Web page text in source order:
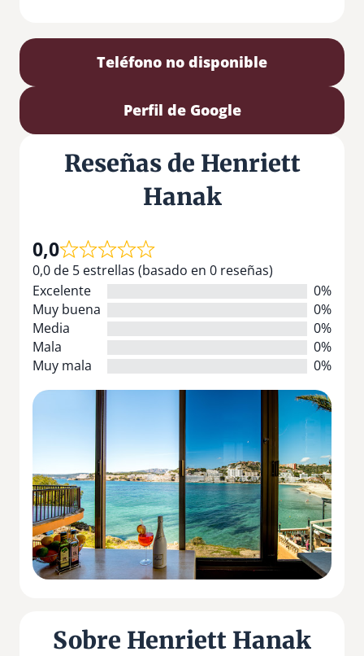
Teléfono no disponible
Perfil de Google
Reseñas de Henriett
Hanak
0,0
0,0 de 5 estrellas (basado en 0 reseñas)
Excelente
0%
Muy buena
0%
Media
0%
Mala
0%
Muy mala
0%
Sobre Henriett Hanak